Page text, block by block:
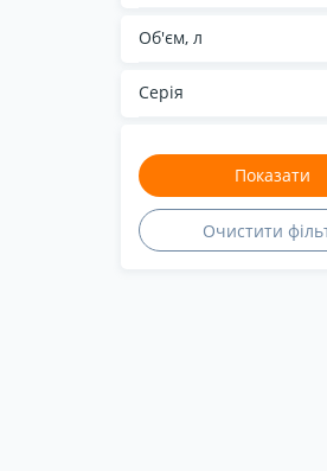
Об'єм, л
Серія